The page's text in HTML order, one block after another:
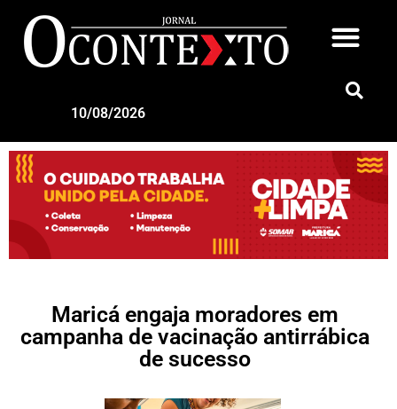
10/08/2026
Maricá engaja moradores em
campanha de vacinação antirrábica
de sucesso